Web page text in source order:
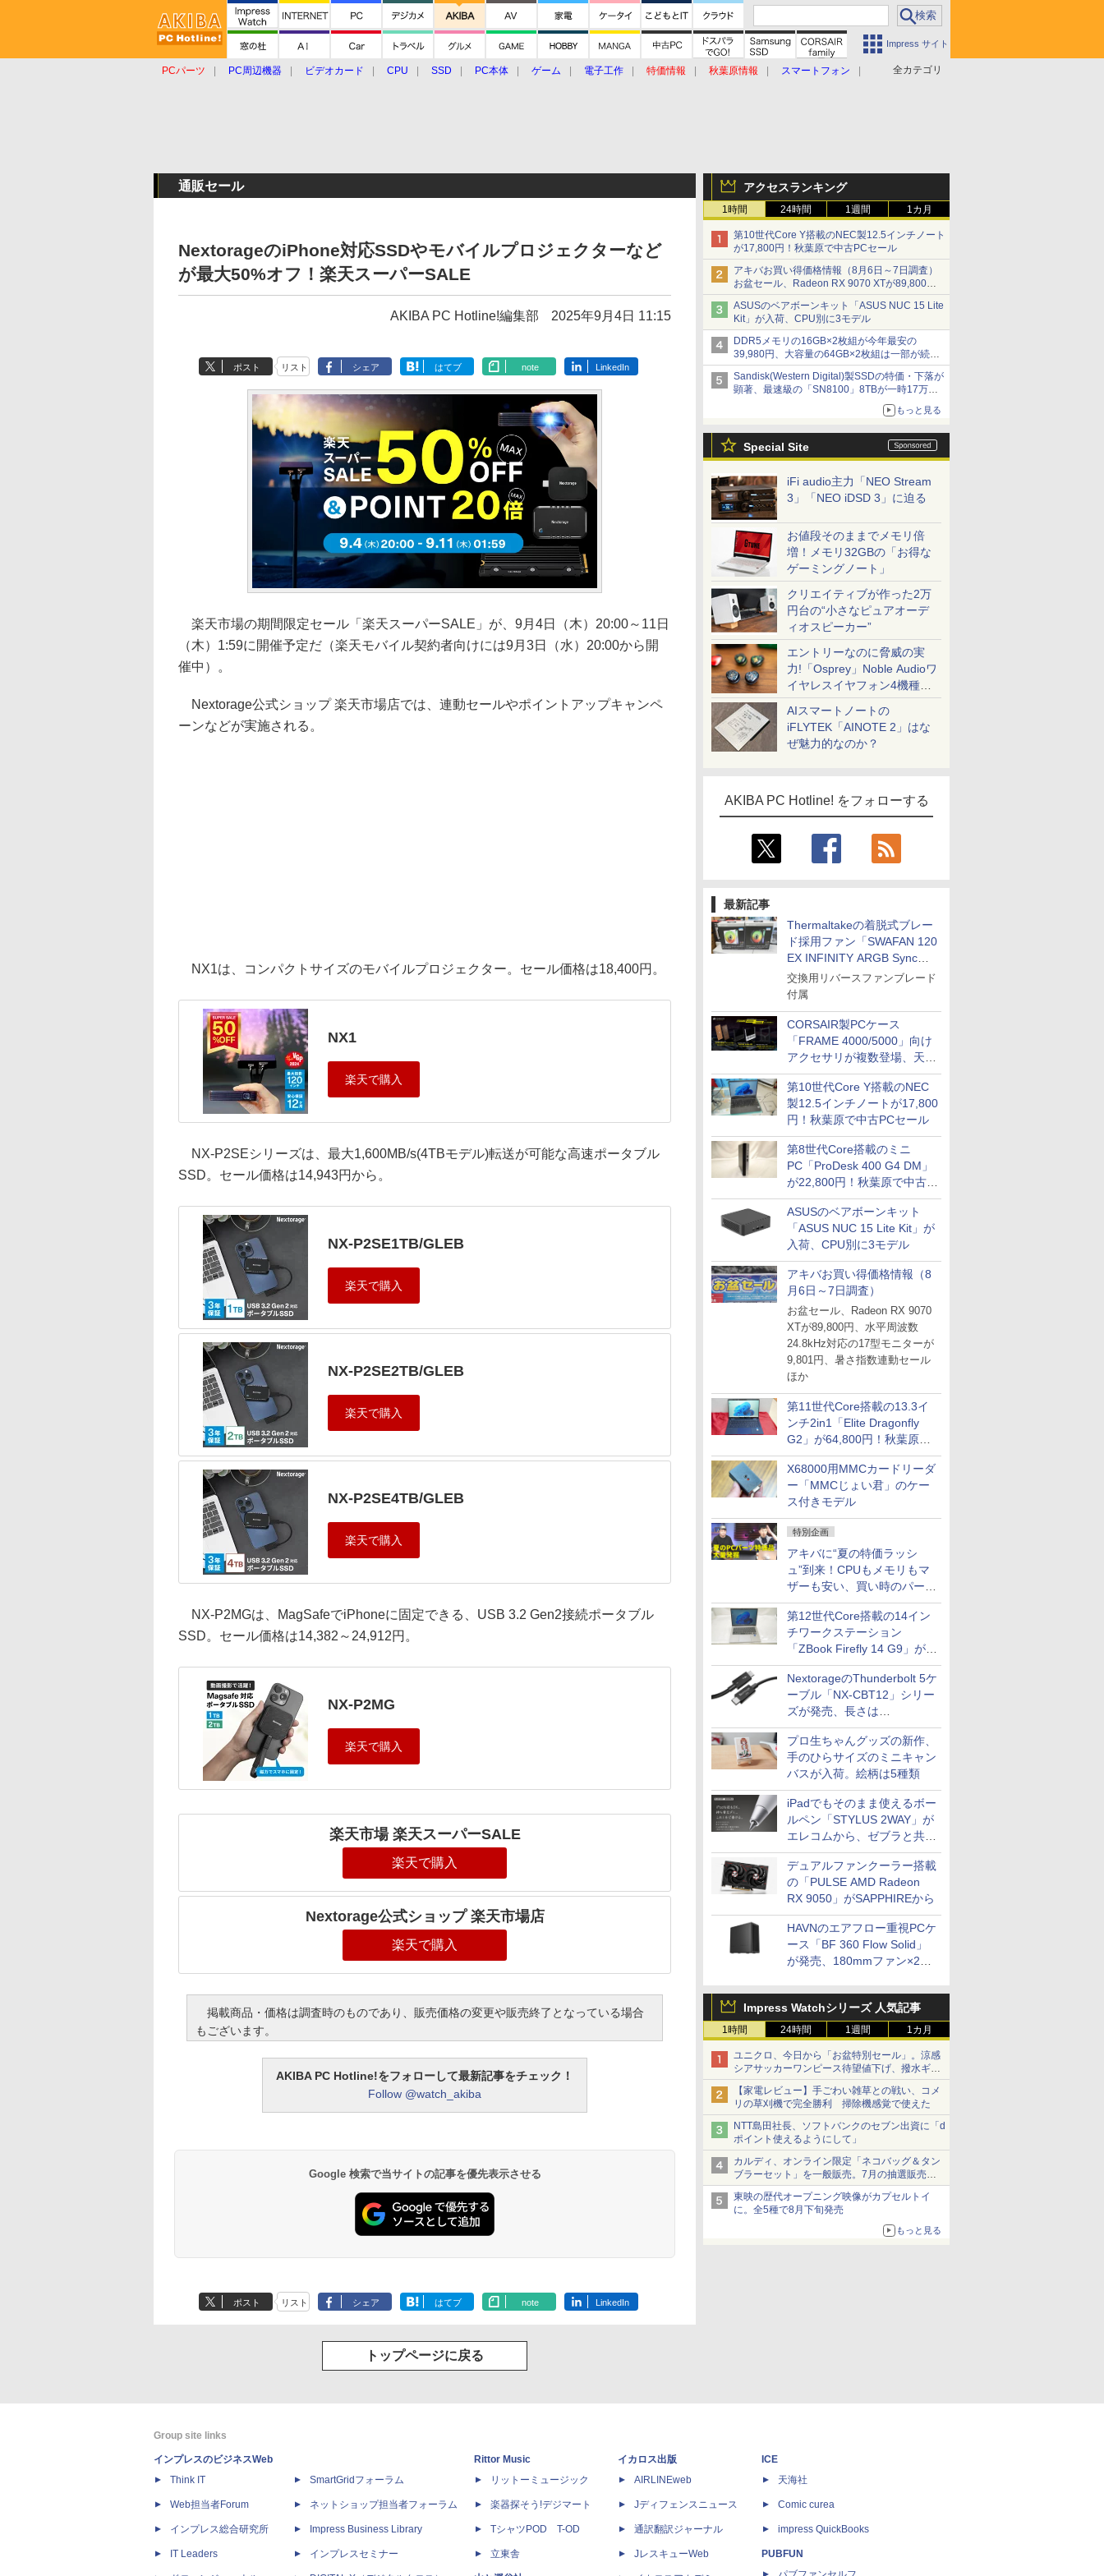
Impress サイト
全カテゴリ
PCパーツ PC周辺機器 ビデオカード CPU SSD PC本体 ゲーム 電子工作 特価情報 秋葉原情報
スマートフォン
アクセスランキング
1時間 24時間 1週間 1カ月
第10世代Core Y搭載のNEC製12.5インチノート
が17,800円！秋葉原で中古PCセール
アキバお買い得価格情報（8月6日～7日調査）
お盆セール、Radeon RX 9070 XTが89,800
円、水平周波数24.8kHz対応の17型モニターが
9,801円、暑さ指数連動セール ほか
ASUSのベアボーンキット「ASUS NUC 15 Lite
Kit」が入荷、CPU別に3モデル
DDR5メモリの16GB×2枚組が今年最安の
39,980円、大容量の64GB×2枚組は一部が続騰
[8月前半のメモリ価格]
Sandisk(Western Digital)製SSDの特価・下落が
顕著、最速級の「SN8100」8TBが一時17万円
もっと見る
Special Site
iFi audio主力「NEO Stream
3」「NEO iDSD 3」に迫る
お値段そのままでメモリ倍
増！メモリ32GBの「お得な
ゲーミングノート」
クリエイティブが作った2万
円台の“小さなピュアオーデ
ィオスピーカー”
エントリーなのに脅威の実
力!「Osprey」Noble Audioワ
イヤレスイヤフォン4機種を
一気に聴く
AIスマートノートの
iFLYTEK「AINOTE 2」はな
ぜ魅力的なのか？
AKIBA PC Hotline! をフォローする
最新記事
Thermaltakeの着脱式ブレー
ド採用ファン「SWAFAN 120
EX INFINITY ARGB Sync」
に単品パッケージ
交換用リバースファンブレード
付属
CORSAIR製PCケース
「FRAME 4000/5000」向け
アクセサリが複数登場、天然
木製パネルや背面コネクタ対
応トレイなど
第10世代Core Y搭載のNEC
製12.5インチノートが17,800
円！秋葉原で中古PCセール
第8世代Core搭載のミニ
PC「ProDesk 400 G4 DM」
が22,800円！秋葉原で中古
PCセール
ASUSのベアボーンキット
「ASUS NUC 15 Lite Kit」が
入荷、CPU別に3モデル
アキバお買い得価格情報（8
月6日～7日調査）
お盆セール、Radeon RX 9070
XTが89,800円、水平周波数
24.8kHz対応の17型モニターが
9,801円、暑さ指数連動セール
ほか
第11世代Core搭載の13.3イ
ンチ2in1「Elite Dragonfly
G2」が64,800円！秋葉原で
中古PCセール
X68000用MMCカードリーダ
ー「MMCじょい君」のケー
ス付きモデル
特別企画
アキバに“夏の特価ラッシ
ュ”到来！CPUもメモリもマ
ザーも安い、買い時のパーツ
は？【8月7日(金)22時配信】
第12世代Core搭載の14イン
チワークステーション
「ZBook Firefly 14 G9」が
79,800円！秋葉原で中古PC
セール
NextorageのThunderbolt 5ケ
ーブル「NX-CBT12」シリー
ズが発売、長さは
30cm/50cm/1mの3種類
プロ生ちゃんグッズの新作、
手のひらサイズのミニキャン
バスが入荷。絵柄は5種類
iPadでもそのまま使えるボー
ルペン「STYLUS 2WAY」が
エレコムから、ゼブラと共同
開発
デュアルファンクーラー搭載
の「PULSE AMD Radeon
RX 9050」がSAPPHIREから
HAVNのエアフロー重視PCケ
ース「BF 360 Flow Solid」
が発売、180mmファン×2搭
Impress Watchシリーズ 人気記事
1時間 24時間 1週間 1カ月
ユニクロ、今日から「お盆特別セール」。涼感
シアサッカーワンピース待望値下げ、撥水ギア
ショーツは1990円に
【家電レビュー】手ごわい雑草との戦い、コメ
リの草刈機で完全勝利 掃除機感覚で使えた
NTT島田社長、ソフトバンクのセブン出資に「d
ポイント使えるようにして」
カルディ、オンライン限定「ネコバッグ＆タン
ブラーセット」を一般販売。7月の抽選販売の
当選無効分
東映の歴代オープニング映像がカプセルトイ
に。全5種で8月下旬発売
もっと見る
通販セール
NextorageのiPhone対応SSDやモバイルプロジェクターなど
が最大50%オフ！楽天スーパーSALE
AKIBA PC Hotline!編集部 2025年9月4日 11:15
ポスト リスト シェア はてブ note LinkedIn
楽天市場の期間限定セール「楽天スーパーSALE」が、9月4日（木）20:00～11日
（木）1:59に開催予定だ（楽天モバイル契約者向けには9月3日（水）20:00から開
催中）。
Nextorage公式ショップ 楽天市場店では、連動セールやポイントアップキャンペ
ーンなどが実施される。
NX1は、コンパクトサイズのモバイルプロジェクター。セール価格は18,400円。
NX1
NX-P2SEシリーズは、最大1,600MB/s(4TBモデル)転送が可能な高速ポータブル
SSD。セール価格は14,943円から。
NX-P2SE1TB/GLEB
NX-P2SE2TB/GLEB
NX-P2SE4TB/GLEB
NX-P2MGは、MagSafeでiPhoneに固定できる、USB 3.2 Gen2接続ポータブル
SSD。セール価格は14,382～24,912円。
NX-P2MG
楽天市場 楽天スーパーSALE
楽天で購入
Nextorage公式ショップ 楽天市場店
楽天で購入
掲載商品・価格は調査時のものであり、販売価格の変更や販売終了となっている場合
もございます。
AKIBA PC Hotline!をフォローして最新記事をチェック！
Follow @watch_akiba
Google 検索で当サイトの記事を優先表示させる
ポスト リスト シェア はてブ note LinkedIn
トップページに戻る
Group site links
インプレスのビジネスWeb
Think IT
Web担当者Forum
インプレス総合研究所
IT Leaders
SmartGridフォーラム
ネットショップ担当者フォーラム
Impress Business Library
インプレスセミナー
Rittor Music
リットーミュージック
楽器探そう!デジマート
TシャツPOD T-OD
立東舎
イカロス出版
AIRLINEweb
Jディフェンスニュース
通訳翻訳ジャーナル
JレスキューWeb
ICE
天海社
Comic curea
impress QuickBooks
PUBFUN